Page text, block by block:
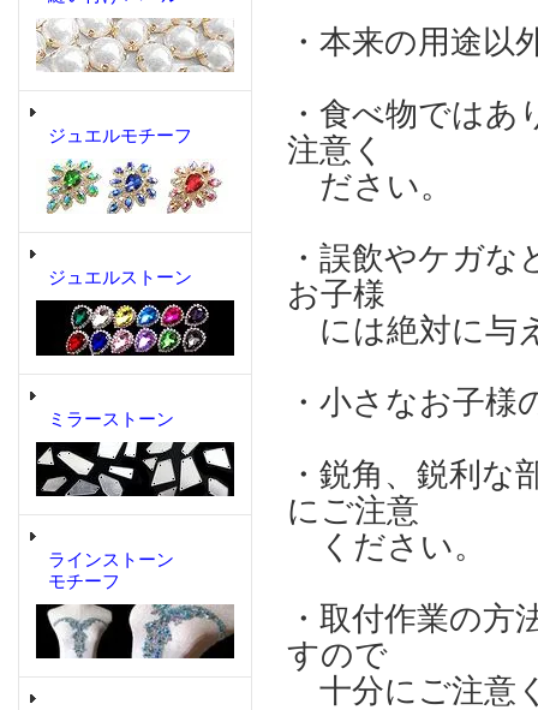
ジュエルモチーフ
ジュエルストーン
ミラーストーン
ラインストーン
モチーフ
・本来の用途
・食べ物では
注意く
ださい。
・誤飲やケガ
お子様
には絶対に与
・小さなお子
・鋭角、鋭利
にご注意
ください。
・取付作業の
すので
十分にご注意